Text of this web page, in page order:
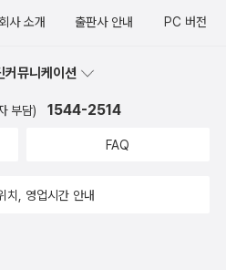
의 민주화, 산업화에 긍정적 에너지
며, 이는 능력보다 혈통을 중시하고
의 가족구조에 기인한 것이다. 이 때
위해서는 투명성 제고를 통한 신뢰
중국은 이제 막 제한적으로 자유와
사 소개 출판사 안내 PC 버전
커뮤니케이션
부담) 1544-2514
FAQ
치, 영업시간 안내